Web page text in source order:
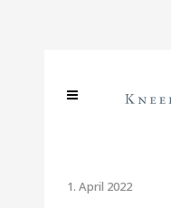
1. April 2022